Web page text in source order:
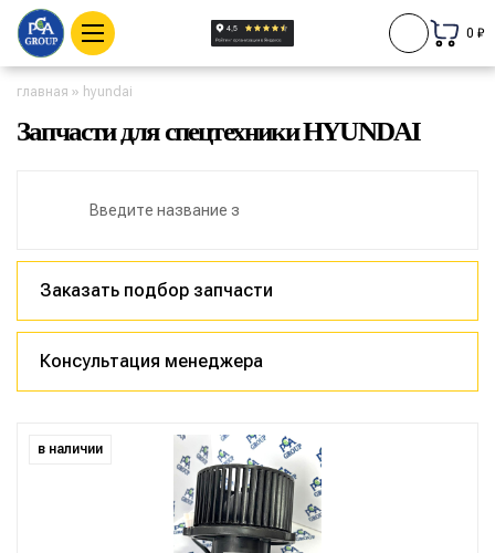
0 ₽
главная » hyundai
Запчасти для спецтехники HYUNDAI
Заказать подбор запчасти
Консультация менеджера
в наличии